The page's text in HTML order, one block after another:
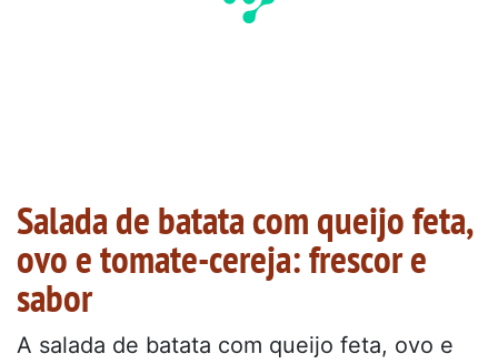
Salada de batata com queijo feta,
ovo e tomate-cereja: frescor e
sabor
A salada de batata com queijo feta, ovo e